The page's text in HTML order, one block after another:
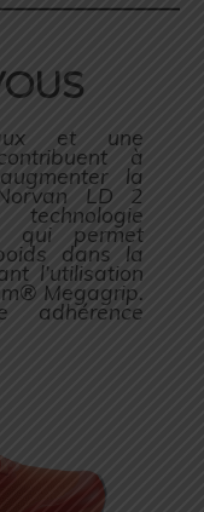
et une
à
la
LD 2
qui permet
dans la
l’utilisation
Megagrip.
adhérence